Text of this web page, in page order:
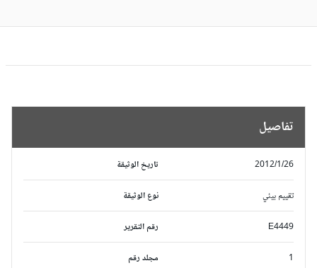
تفاصيل
تاريخ الوثيقة 2012/1/26
نوع الوثيقة تقييم بيئي
رقم التقرير E4449
مجلد رقم